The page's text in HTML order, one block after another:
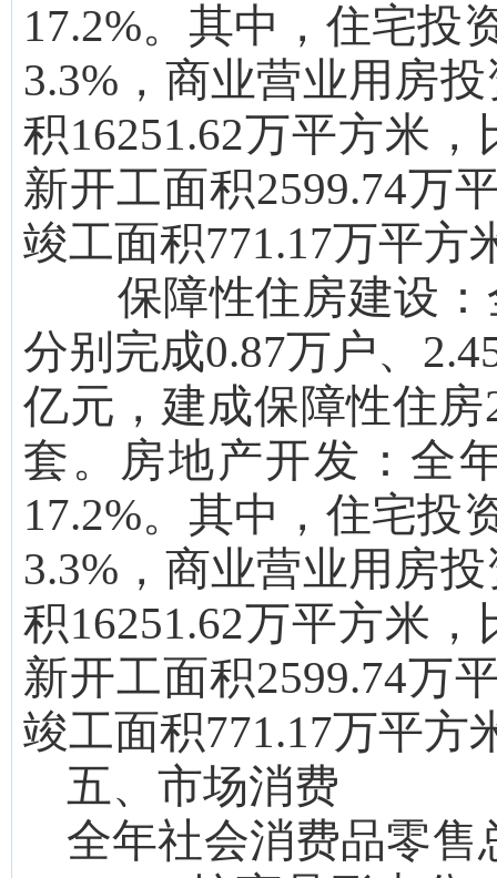
17.2%。其中，住宅投
3.3%，商业营业用房
积16251.62万平方米，
新开工面积2599.74万
竣工面积771.17万平方
保障性住房建设：
分别完成0.87万户、
亿元，建成保障性住房
套。 房地产开发： 全
17.2%。其中，住宅投
3.3%，商业营业用房
积16251.62万平方米，
新开工面积2599.74万
竣工面积771.17万平方
五、市场消费
全年社会消费品零售